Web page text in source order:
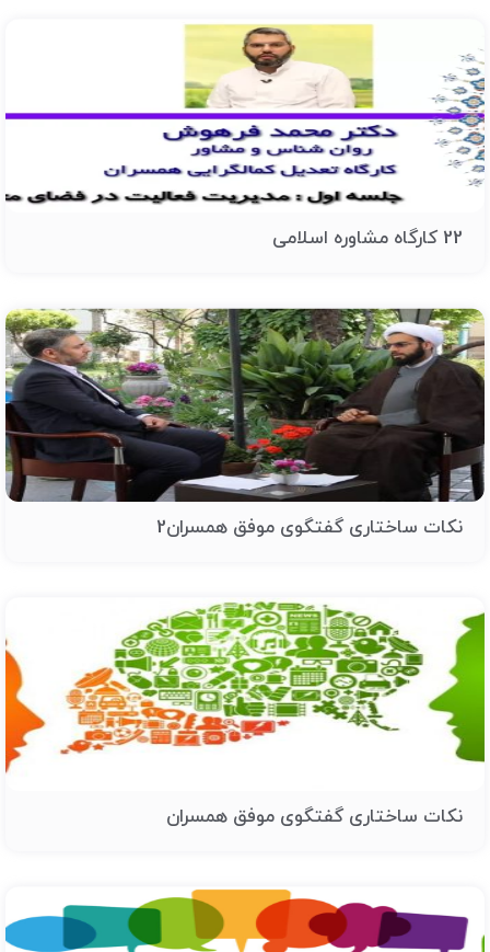
22 کارگاه مشاوره اسلامی
نکات ساختاری گفتگوی موفق همسران2
نکات ساختاری گفتگوی موفق همسران